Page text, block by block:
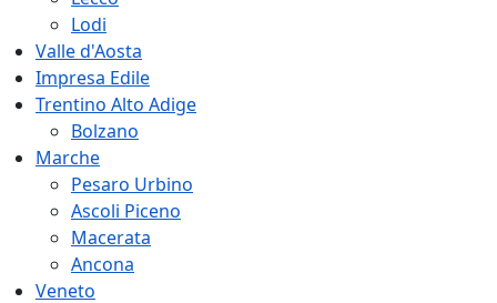
Lodi
Valle d'Aosta
Impresa Edile
Trentino Alto Adige
Bolzano
Marche
Pesaro Urbino
Ascoli Piceno
Macerata
Ancona
Veneto